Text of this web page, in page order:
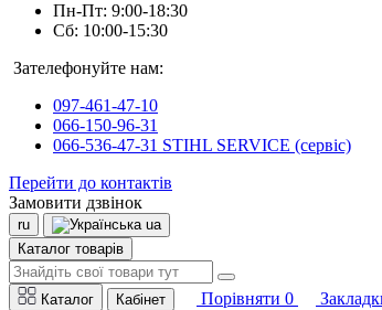
Пн-Пт: 9:00-18:30
Сб: 10:00-15:30
Зателефонуйте нам:
097-461-47-10
066-150-96-31
066-536-47-31 STIHL SERVICE (сервіс)
Перейти до контактів
Замовити дзвінок
ru
ua
Каталог товарів
Каталог Кабінет Порівняти 0